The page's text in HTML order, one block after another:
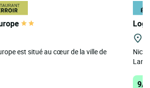
est situé au cœur de la ville de
9/